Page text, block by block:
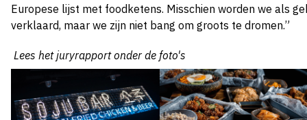
Europese lijst met foodketens. Misschien worden we als
verklaard, maar we zijn niet bang om groots te dromen.”
Lees het juryrapport onder de foto's